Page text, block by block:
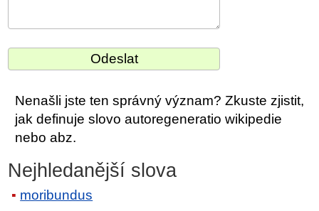
Nenašli jste ten správný význam? Zkuste zjistit,
jak definuje slovo autoregeneratio wikipedie
nebo abz.
Nejhledanější slova
moribundus